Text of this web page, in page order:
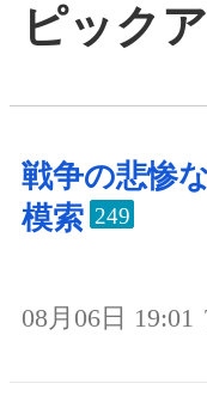
ピック
戦争の悲惨
模索 249
08月06日 19:01